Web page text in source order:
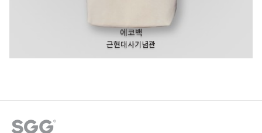
에코백
근현대사기념관